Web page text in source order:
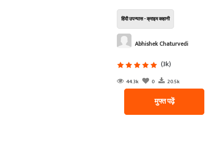
हिंदी उपन्यास - क्राइम कहानी
Abhishek Chaturvedi
(3k)
44.3k 0 20.5k
मुफ्त पढ़ें